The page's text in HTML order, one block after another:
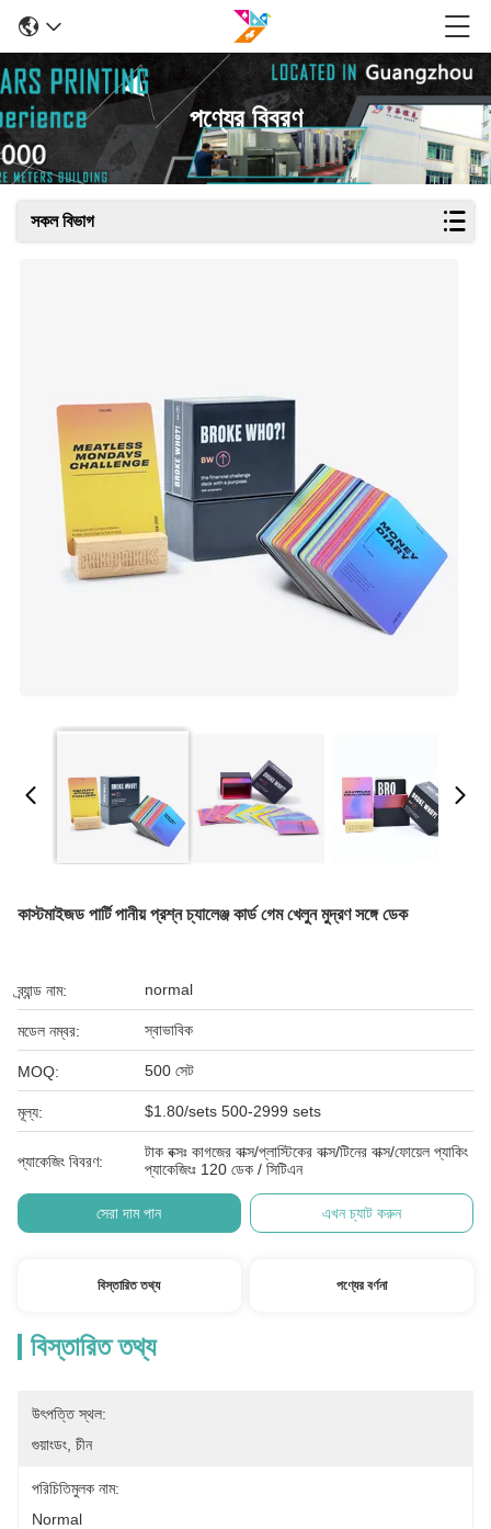
পণ্যের বিবরণ
সকল বিভাগ
কাস্টমাইজড পার্টি পানীয় প্রশ্ন চ্যালেঞ্জ কার্ড গেম খেলুন মুদ্রণ সঙ্গে ডেক
ব্র্যান্ড নাম: normal
মডেল নম্বর: স্বাভাবিক
MOQ: 500 সেট
মূল্য: $1.80/sets 500-2999 sets
প্যাকেজিং বিবরণ:
টাক বক্সঃ কাগজের বাক্স/প্লাস্টিকের বাক্স/টিনের বাক্স/ফোয়েল প্যাকিং
প্যাকেজিংঃ 120 ডেক / সিটিএন
সেরা দাম পান এখন চ্যাট করুন
বিস্তারিত তথ্য পণ্যের বর্ণনা
বিস্তারিত তথ্য
উৎপত্তি স্থল:
গুয়াংডং, চীন
পরিচিতিমুলক নাম:
Normal